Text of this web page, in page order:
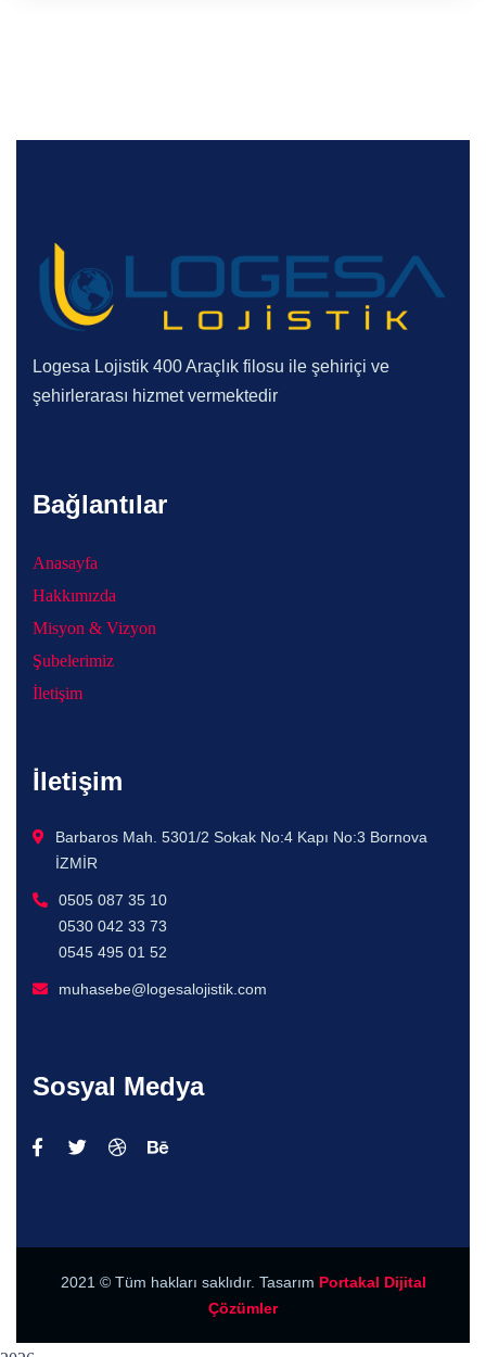
Logesa Lojistik 400 Araçlık filosu ile şehiriçi ve
şehirlerarası hizmet vermektedir
Bağlantılar
Anasayfa
Hakkımızda
Misyon & Vizyon
Şubelerimiz
İletişim
İletişim
Barbaros Mah. 5301/2 Sokak No:4 Kapı No:3 Bornova
İZMİR
0505 087 35 10
0530 042 33 73
0545 495 01 52
muhasebe@logesalojistik.com
Sosyal Medya
2021 © Tüm hakları saklıdır. Tasarım Portakal Dijital
Çözümler